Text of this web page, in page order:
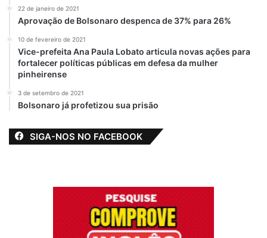
22 de janeiro de 2021
Aprovação de Bolsonaro despenca de 37% para 26%
10 de fevereiro de 2021
Vice-prefeita Ana Paula Lobato articula novas ações para
fortalecer políticas públicas em defesa da mulher
pinheirense
3 de setembro de 2021
Bolsonaro já profetizou sua prisão
SIGA-NOS NO FACEBOOK